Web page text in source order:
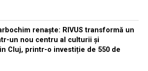
renaște: RIVUS transformă un
un nou centru al culturii și
Cluj, printr-o investiție de 550 de